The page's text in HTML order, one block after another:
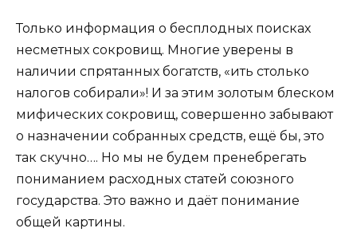
Только информация о бесплодных поисках
несметных сокровищ. Многие уверены в
наличии спрятанных богатств, «ить столько
налогов собирали»! И за этим золотым блеском
мифических сокровищ, совершенно забывают
о назначении собранных средств, ещё бы, это
так скучно…. Но мы не будем пренебрегать
пониманием расходных статей союзного
государства. Это важно и даёт понимание
общей картины.